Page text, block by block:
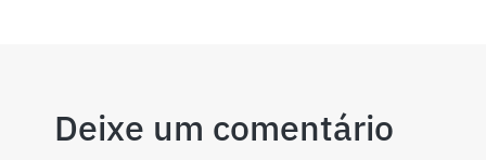
Deixe um comentário